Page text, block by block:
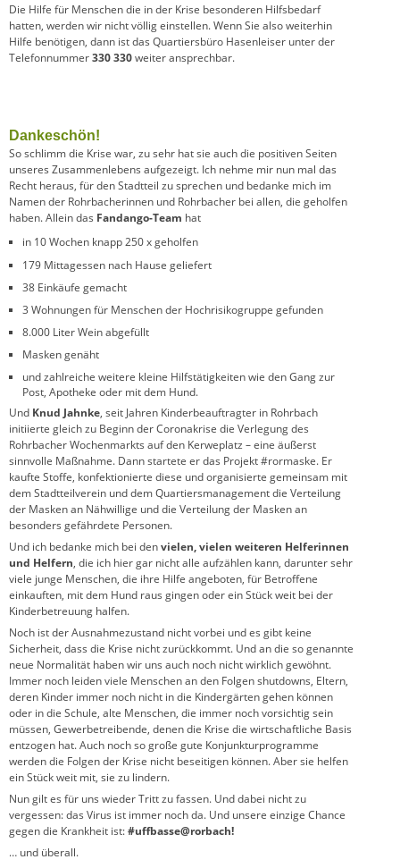
Die Hilfe für Menschen die in der Krise besonderen Hilfsbedarf
hatten, werden wir nicht völlig einstellen. Wenn Sie also weiterhin
Hilfe benötigen, dann ist das Quartiersbüro Hasenleiser unter der
Telefonnummer330 330weiter ansprechbar.
Dankeschön!
So schlimm die Krise war, zu sehr hat sie auch die positiven Seiten
unseres Zusammenlebens aufgezeigt. Ich nehme mir nun mal das
Recht heraus, für den Stadtteil zu sprechen und bedanke mich im
Namen der Rohrbacherinnen und Rohrbacher bei allen, die geholfen
haben. Allein das Fandango-Team hat
in 10 Wochen knapp 250 x geholfen
179 Mittagessen nach Hause geliefert
38 Einkäufe gemacht
3 Wohnungen für Menschen der Hochrisikogruppe gefunden
8.000 Liter Wein abgefüllt
Masken genäht
und zahlreiche weitere kleine Hilfstätigkeiten wie den Gang zur
Post, Apotheke oder mit dem Hund.
Und Knud Jahnke, seit Jahren Kinderbeauftragter in Rohrbach
initiierte gleich zu Beginn der Coronakrise die Verlegung des
Rohrbacher Wochenmarkts auf den Kerweplatz – eine äußerst
sinnvolle Maßnahme. Dann startete er das Projekt #rormaske. Er
kaufte Stoffe, konfektionierte diese und organisierte gemeinsam mit
dem Stadtteilverein und dem Quartiersmanagement die Verteilung
der Masken an Nähwillige und die Verteilung der Masken an
besonders gefährdete Personen.
Und ich bedanke mich bei denvielen, vielen weiteren Helferinnen
und Helfern, die ich hier gar nicht alle aufzählen kann, darunter sehr
viele junge Menschen, die ihre Hilfe angeboten, für Betroffene
einkauften, mit dem Hund raus gingen oder ein Stück weit bei der
Kinderbetreuung halfen.
Noch ist der Ausnahmezustand nicht vorbei und es gibt keine
Sicherheit, dass die Krise nicht zurückkommt. Und an die so genannte
neue Normalität haben wir uns auch noch nicht wirklich gewöhnt.
Immer noch leiden viele Menschen an den Folgen shutdowns, Eltern,
deren Kinder immer noch nicht in die Kindergärten gehen können
oder in die Schule, alte Menschen, die immer noch vorsichtig sein
müssen, Gewerbetreibende, denen die Krise die wirtschaftliche Basis
entzogen hat. Auch noch so große gute Konjunkturprogramme
werden die Folgen der Krise nicht beseitigen können. Aber sie helfen
ein Stück weit mit, sie zu lindern.
Nun gilt es für uns wieder Tritt zu fassen. Und dabei nicht zu
vergessen: das Virus ist immer noch da. Und unsere einzige Chance
gegen die Krankheit ist:#uffbasse@rorbach!
… und überall.